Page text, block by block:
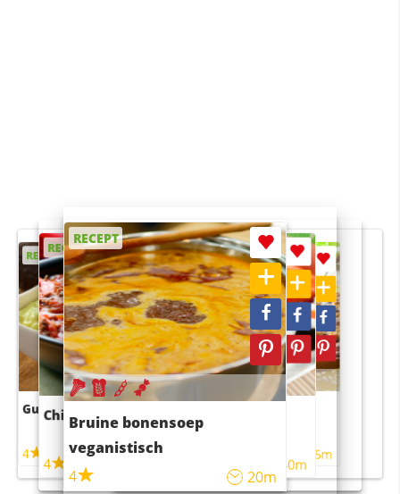
RECEPT
Guacamole
4
RECEPT
Chili con carne
4 45m
RECEPT
Bruine bonensoep
veganistisch
4
20m
RECEPT
Sushi rijstsalade
maaltijdsalade
40m
RECEPT
4 55m